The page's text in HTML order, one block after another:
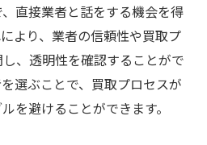
直接業者と話をする機会を得
より、業者の信頼性や買取プ
、透明性を確認することがで
選ぶことで、買取プロセスが
を避けることができます。